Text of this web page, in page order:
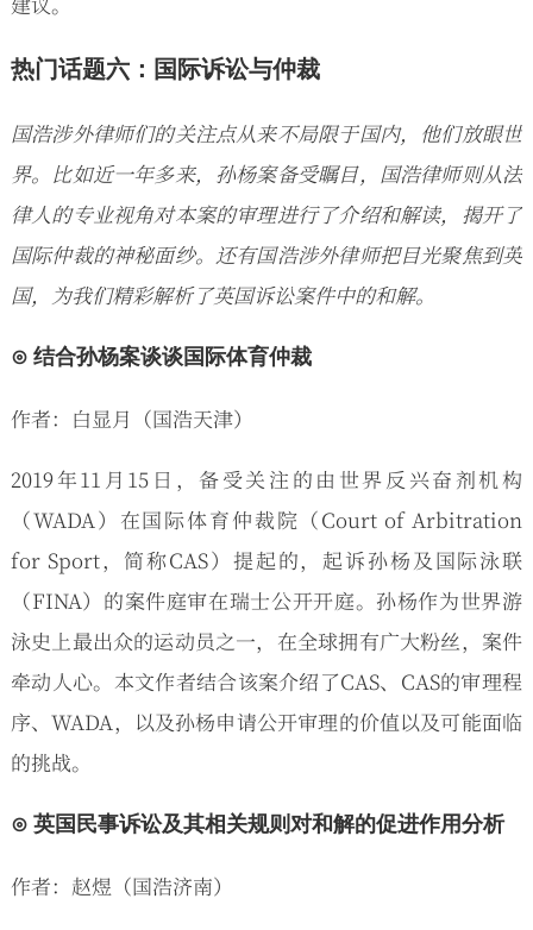
热门话题六：国际诉讼与仲裁
国浩涉外律师们的关注点从来不局限于国内，他们放眼世
界。比如近一年多来，孙杨案备受瞩目，国浩律师则从法
律人的专业视角对本案的审理进行了介绍和解读，揭开了
国际仲裁的神秘面纱。还有国浩涉外律师把目光聚焦到英
国，为我们精彩解析了英国诉讼案件中的和解。
⊙ 结合孙杨案谈谈国际体育仲裁
作者：白显月（国浩天津）
2019年11月15日，备受关注的由世界反兴奋剂机构
（WADA）在国际体育仲裁院（Court of Arbitration
for Sport，简称CAS）提起的，起诉孙杨及国际泳联
（FINA）的案件庭审在瑞士公开开庭。孙杨作为世界游
泳史上最出众的运动员之一，在全球拥有广大粉丝，案件
牵动人心。本文作者结合该案介绍了CAS、CAS的审理程
序、WADA，以及孙杨申请公开审理的价值以及可能面临
的挑战。
⊙ 英国民事诉讼及其相关规则对和解的促进作用分析
作者：赵煜（国浩济南）